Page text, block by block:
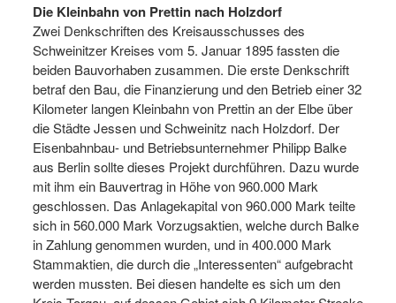
Die Kleinbahn von Prettin nach Holzdorf
Zwei Denkschriften des Kreisausschusses des
Schweinitzer Kreises vom 5. Januar 1895 fassten die
beiden Bauvorhaben zusammen. Die erste Denkschrift
betraf den Bau, die Finanzierung und den Betrieb einer 32
Kilometer langen Kleinbahn von Prettin an der Elbe über
die Städte Jessen und Schweinitz nach Holzdorf. Der
Eisenbahnbau- und Betriebsunternehmer Philipp Balke
aus Berlin sollte dieses Projekt durchführen. Dazu wurde
mit ihm ein Bauvertrag in Höhe von 960.000 Mark
geschlossen. Das Anlagekapital von 960.000 Mark teilte
sich in 560.000 Mark Vorzugsaktien, welche durch Balke
in Zahlung genommen wurden, und in 400.000 Mark
Stammaktien, die durch die „Interessenten“ aufgebracht
werden mussten. Bei diesen handelte es sich um den